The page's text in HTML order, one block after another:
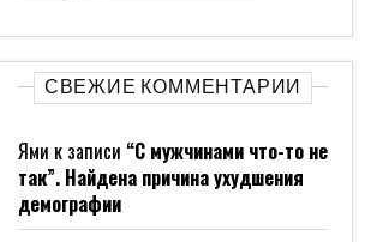
СВЕЖИЕ КОММЕНТАРИИ
Ями к записи “С мужчинами что-то не
так”. Найдена причина ухудшения
демографии